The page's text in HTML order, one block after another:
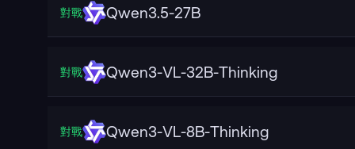
對戰 Qwen3.5-27B
對戰 Qwen3-VL-32B-Thinking
對戰 Qwen3-VL-8B-Thinking